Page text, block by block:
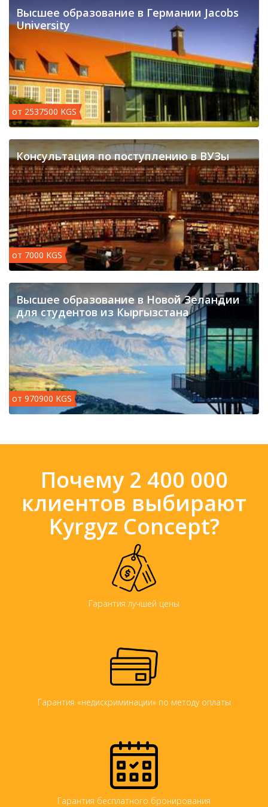
Высшее образование в Германии Jacobs
University
от 2537500 KGS
Консультация по поступлению в ВУЗы
от 7000 KGS
​Высшее образование в Новой Зеландии
для студентов из Кыргызстана
от 970900 KGS
Почему 2 400 000
клиентов выбирают
Kyrgyz Concept?
Гарантия лучшей цены
Гарантия «недискриминации» по методу оплаты
Гарантия бесплатного бронирования